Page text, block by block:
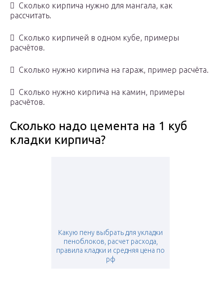
 Сколько кирпича нужно для мангала, как
рассчитать.
 Сколько кирпичей в одном кубе, примеры
расчётов.
 Сколько нужно кирпича на гараж, пример расчёта.
 Сколько нужно кирпича на камин, примеры
расчётов.
Сколько надо цемента на 1 куб
кладки кирпича?
Какую пену выбрать для укладки
пеноблоков, расчет расхода,
правила кладки и средняя цена по
рф